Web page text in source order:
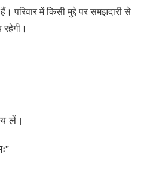
परिवार में किसी मुद्दे पर समझदारी से
लें।